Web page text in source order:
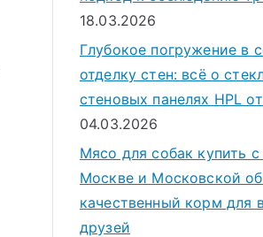
18.03.2026
Глубокое погружение в
отделку стен: всё о
стеновых панелях HPL
04.03.2026
Мясо для собак купить
Москве и Московской
качественный корм для
друзей